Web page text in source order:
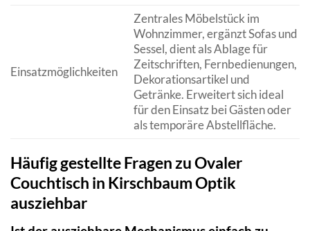
Einsatzmöglichkeiten
Zentrales Möbelstück im
Wohnzimmer, ergänzt Sofas und
Sessel, dient als Ablage für
Zeitschriften, Fernbedienungen,
Dekorationsartikel und
Getränke. Erweitert sich ideal
für den Einsatz bei Gästen oder
als temporäre Abstellfläche.
Häufig gestellte Fragen zu Ovaler
Couchtisch in Kirschbaum Optik
ausziehbar